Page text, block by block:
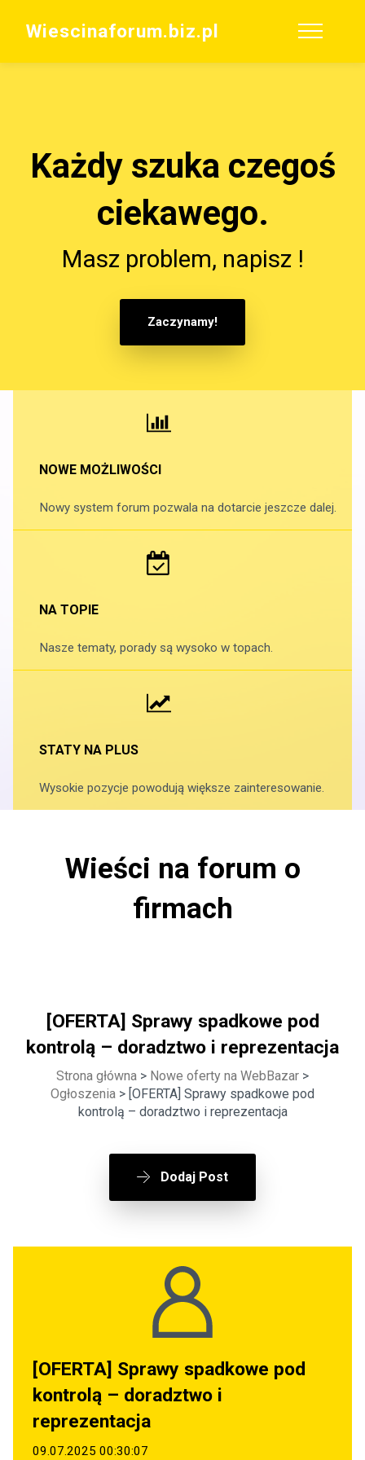
Wiescinaforum.biz.pl
Każdy szuka czegoś
ciekawego.
Masz problem, napisz !
Zaczynamy!
NOWE MOŻLIWOŚCI
Nowy system forum pozwala na dotarcie jeszcze dalej.
NA TOPIE
Nasze tematy, porady są wysoko w topach.
STATY NA PLUS
Wysokie pozycje powodują większe zainteresowanie.
Wieści na forum o
firmach
[OFERTA] Sprawy spadkowe pod
kontrolą – doradztwo i reprezentacja
Strona główna > Nowe oferty na WebBazar >
Ogłoszenia > [OFERTA] Sprawy spadkowe pod
kontrolą – doradztwo i reprezentacja
Dodaj Post
[OFERTA] Sprawy spadkowe pod
kontrolą – doradztwo i
reprezentacja
09.07.2025 00:30:07